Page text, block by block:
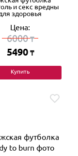
и секс вредны
здоровья
Цена:
6000₸
5490 ₸
Купить